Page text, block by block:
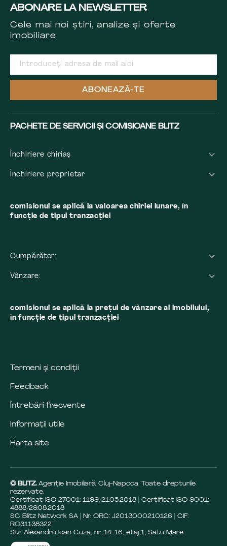
ABONARE LA NEWSLETTER
Cele mai noi știri, analize și oferte
imobiliare
ABONEAZĂ-TE
PACHETE DE SERVICII ȘI COMISIOANE BLITZ
Închiriere chiriaș
Închiriere proprietar
comisionul se aplică la valoarea chiriei lunare, în
funcție de tipul tranzacției
Cumpărător:
Vânzare:
comisionul se aplică la preţul de vânzare al imobilului,
în funcţie de tipul tranzacţiei
Termeni și condiții
Feedback
Întrebări frecvente
Informații utile
Harta site
© BLITZ. Agenție Imobiliară Cluj-Napoca. Toate drepturile
rezervate.
Certificat ISO 27001: 1199/21.05.2018 | Certificat ISO 9001:
4888/29.08.2018
SC Blitz Network SA | Nr. ORC: J2013000210126 | CIF:
RO31138322
Str. Alexandru Ioan Cuza, nr. 14-16, etaj 1, Satu Mare